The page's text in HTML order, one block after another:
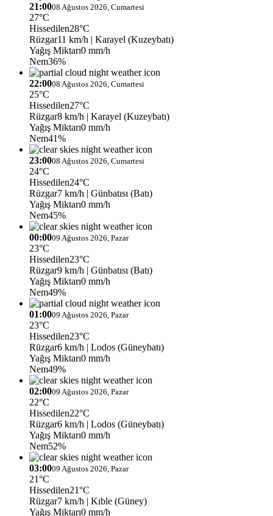
21:0008 Ağustos 2026, Cumartesi
27°C
Hissedilen28°C
Rüzgar11 km/h | Karayel (Kuzeybatı)
Yağış Miktarı0 mm/h
Nem36%
22:0008 Ağustos 2026, Cumartesi
25°C
Hissedilen27°C
Rüzgar8 km/h | Karayel (Kuzeybatı)
Yağış Miktarı0 mm/h
Nem41%
23:0008 Ağustos 2026, Cumartesi
24°C
Hissedilen24°C
Rüzgar7 km/h | Günbatısı (Batı)
Yağış Miktarı0 mm/h
Nem45%
00:0009 Ağustos 2026, Pazar
23°C
Hissedilen23°C
Rüzgar9 km/h | Günbatısı (Batı)
Yağış Miktarı0 mm/h
Nem49%
01:0009 Ağustos 2026, Pazar
23°C
Hissedilen23°C
Rüzgar6 km/h | Lodos (Güneybatı)
Yağış Miktarı0 mm/h
Nem49%
02:0009 Ağustos 2026, Pazar
22°C
Hissedilen22°C
Rüzgar6 km/h | Lodos (Güneybatı)
Yağış Miktarı0 mm/h
Nem52%
03:0009 Ağustos 2026, Pazar
21°C
Hissedilen21°C
Rüzgar7 km/h | Kıble (Güney)
Yağış Miktarı0 mm/h